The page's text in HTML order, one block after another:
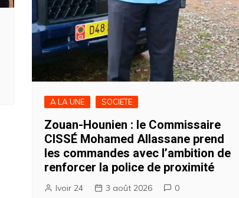
A LA UNE SOCIETE
Zouan-Hounien : le Commissaire
CISSÉ Mohamed Allassane prend
les commandes avec l’ambition de
renforcer la police de proximité
Ivoir 24 3 août 2026 0